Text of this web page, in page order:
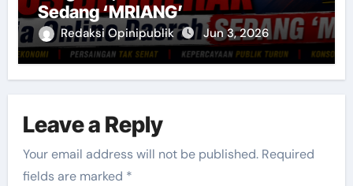
Sedang ‘MRIANG’
Redaksi Opinipublik Jun 3, 2026
Leave a Reply
Your email address will not be published. Required
fields are marked *